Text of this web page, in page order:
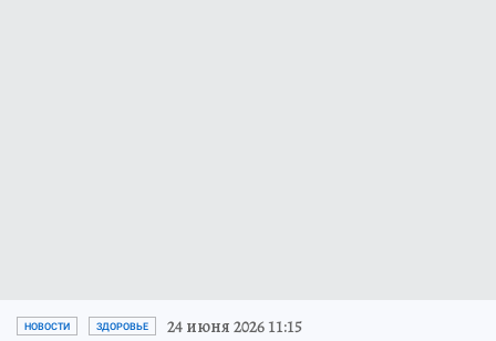
НОВОСТИ ЗДОРОВЬЕ 24 июня 2026 11:15